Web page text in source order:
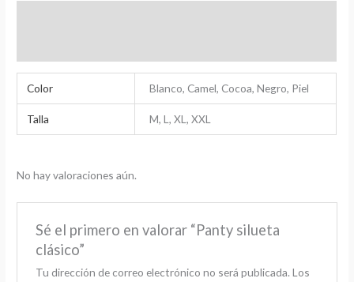
Color Blanco, Camel, Cocoa, Negro, Piel
Talla M, L, XL, XXL
No hay valoraciones aún.
Sé el primero en valorar “Panty silueta
clásico”
Tu dirección de correo electrónico no será publicada. Los